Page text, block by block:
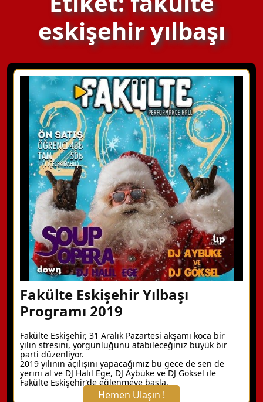
eskişehir yılbaşı
Fakülte Eskişehir Yılbaşı
Programı 2019
Fakülte Eskişehir, 31 Aralık Pazartesi akşamı koca bir
yılın stresini, yorgunluğunu atabileceğiniz büyük bir
parti düzenliyor.
2019 yılının açılışını yapacağımız bu gece de sen de
yerini al ve DJ Halil Ege, DJ Aybüke ve DJ Göksel ile
Fakülte Eskişehir’de eğlenmeye başla.
Hemen Ulaşın !